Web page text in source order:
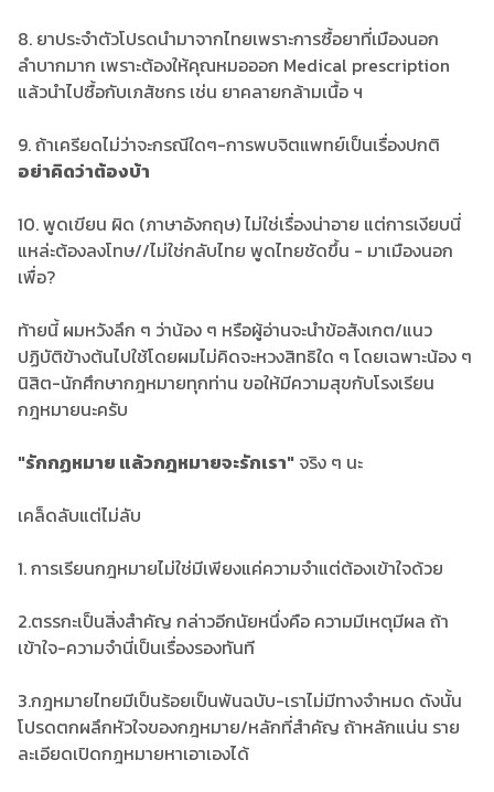
8. ยาประจำตัวโปรดนำมาจากไทยเพราะการซื้อยาที่เมืองนอก
ลำบากมาก เพราะต้องให้คุณหมอออก Medical prescription
แล้วนำไปซื้อกับเภสัชกร เช่น ยาคลายกล้ามเนื้อ ฯ
9. ถ้าเครียดไม่ว่าจะกรณีใดๆ-การพบจิตแพทย์เป็นเรื่องปกติ
อย่าคิดว่าต้องบ้า
10. พูดเขียน ผิด (ภาษาอังกฤษ) ไม่ใช่เรื่องน่าอาย แต่การเงียบนี่
แหล่ะต้องลงโทษ//ไม่ใช่กลับไทย พูดไทยชัดขึ้น - มาเมืองนอก
เพื่อ?
ท้ายนี้ ผมหวังลึก ๆ ว่าน้อง ๆ หรือผู้อ่านจะนำข้อสังเกต/แนว
ปฏิบัติข้างต้นไปใช้โดยผมไม่คิดจะหวงสิทธิใด ๆ โดยเฉพาะน้อง ๆ
นิสิต-นักศึกษากฎหมายทุกท่าน ขอให้มีความสุขกับโรงเรียน
กฎหมายนะครับ
"รักกฏหมาย แล้วกฎหมายจะรักเรา"จริง ๆ นะ
เคล็ดลับแต่ไม่ลับ
1. การเรียนกฎหมายไม่ใช่มีเพียงแค่ความจำแต่ต้องเข้าใจด้วย
2.ตรรกะเป็นสิ่งสำคัญ กล่าวอีกนัยหนึ่งคือ ความมีเหตุมีผล ถ้า
เข้าใจ-ความจำนี่เป็นเรื่องรองทันที
3.กฎหมายไทยมีเป็นร้อยเป็นพันฉบับ-เราไม่มีทางจำหมด ดังนั้น
โปรดตกผลึกหัวใจของกฎหมาย/หลักที่สำคัญ ถ้าหลักแน่น ราย
ละเอียดเปิดกฎหมายหาเอาเองได้